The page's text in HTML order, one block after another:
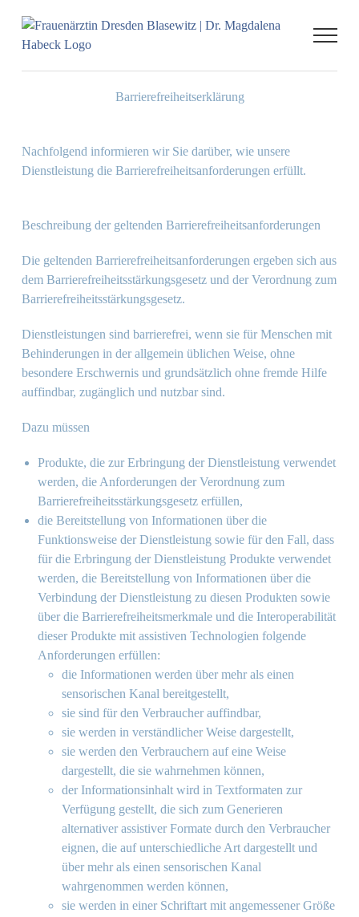
Inhalt
springen
Barrierefreiheitserklärung
Nachfolgend informieren wir Sie darüber, wie unsere
Dienstleistung die Barrierefreiheitsanforderungen erfüllt.
Beschreibung der geltenden Barrierefreiheitsanforderungen
Die geltenden Barrierefreiheitsanforderungen ergeben sich aus
dem Barrierefreiheitsstärkungsgesetz und der Verordnung zum
Barrierefreiheitsstärkungsgesetz.
Dienstleistungen sind barrierefrei, wenn sie für Menschen mit
Behinderungen in der allgemein üblichen Weise, ohne
besondere Erschwernis und grundsätzlich ohne fremde Hilfe
auffindbar, zugänglich und nutzbar sind.
Dazu müssen
Produkte, die zur Erbringung der Dienstleistung verwendet
werden, die Anforderungen der Verordnung zum
Barrierefreiheitsstärkungsgesetz erfüllen,
die Bereitstellung von Informationen über die
Funktionsweise der Dienstleistung sowie für den Fall, dass
für die Erbringung der Dienstleistung Produkte verwendet
werden, die Bereitstellung von Informationen über die
Verbindung der Dienstleistung zu diesen Produkten sowie
über die Barrierefreiheitsmerkmale und die Interoperabilität
dieser Produkte mit assistiven Technologien folgende
Anforderungen erfüllen:
die Informationen werden über mehr als einen
sensorischen Kanal bereitgestellt,
sie sind für den Verbraucher auffindbar,
sie werden in verständlicher Weise dargestellt,
sie werden den Verbrauchern auf eine Weise
dargestellt, die sie wahrnehmen können,
der Informationsinhalt wird in Textformaten zur
Verfügung gestellt, die sich zum Generieren
alternativer assistiver Formate durch den Verbraucher
eignen, die auf unterschiedliche Art dargestellt und
über mehr als einen sensorischen Kanal
wahrgenommen werden können,
sie werden in einer Schriftart mit angemessener Größe